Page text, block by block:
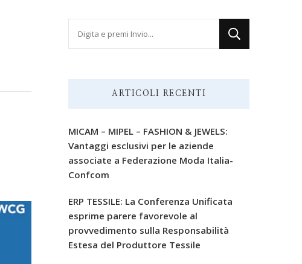
ARTICOLI RECENTI
MICAM – MIPEL – FASHION & JEWELS:
Vantaggi esclusivi per le aziende
associate a Federazione Moda Italia-
Confcom
ERP TESSILE: La Conferenza Unificata
esprime parere favorevole al
provvedimento sulla Responsabilità
Estesa del Produttore Tessile